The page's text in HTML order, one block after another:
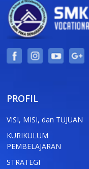
PROFIL
VISI, MISI, dan TUJUAN
KURIKULUM
PEMBELAJARAN
STRATEGI